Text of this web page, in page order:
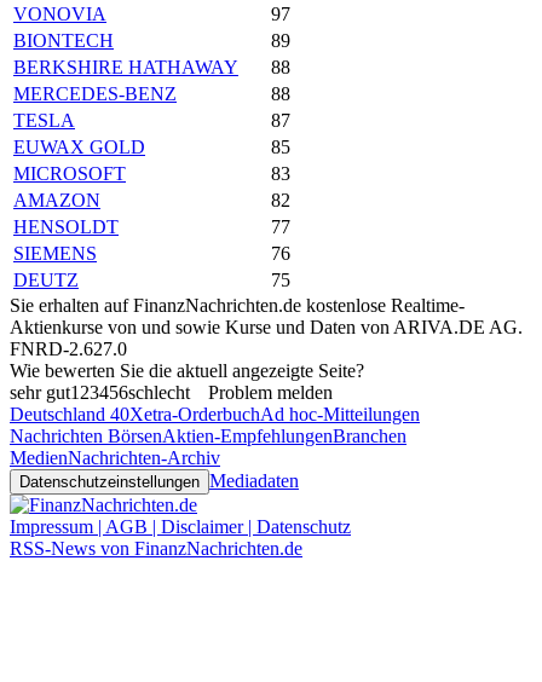
VONOVIA
97
BIONTECH
89
BERKSHIRE HATHAWAY
88
MERCEDES-BENZ
88
TESLA
87
EUWAX GOLD
85
MICROSOFT
83
AMAZON
82
HENSOLDT
77
SIEMENS
76
DEUTZ
75
Sie erhalten auf FinanzNachrichten.de kostenlose Realtime-
Aktienkurse von und sowie Kurse und Daten von ARIVA.DE AG.
FNRD-2.627.0
Wie bewerten Sie die aktuell angezeigte Seite?
sehr gut1 23456schlecht
Problem melden
Deutschland 40Xetra-OrderbuchAd hoc-Mitteilungen
Nachrichten BörsenAktien-EmpfehlungenBranchen
MedienNachrichten-Archiv
Datenschutzeinstellungen Mediadaten
Impressum | AGB | Disclaimer | Datenschutz
RSS-News von FinanzNachrichten.de